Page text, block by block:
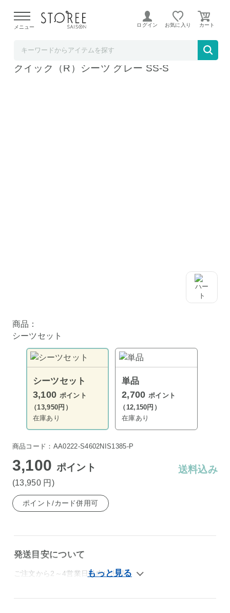
よる配送遅延が発生しております。
メニュー ログイン お気に入り
西川 エニーマット ブルー S ＋西川 のびのび
クイック（R）シーツ グレー SS-S
商品：
シーツセット
シーツセット
3,100 ポイント
（13,950円）
在庫あり
単品
2,700 ポイント
（12,150円）
在庫あり
商品コード：AA0222-S4602NIS1385-P
3,100 ポイント
(13,950 円 )
送料込み
ポイント/カード併用可
発送目安について
ご注文から2～4営業日以内に出荷